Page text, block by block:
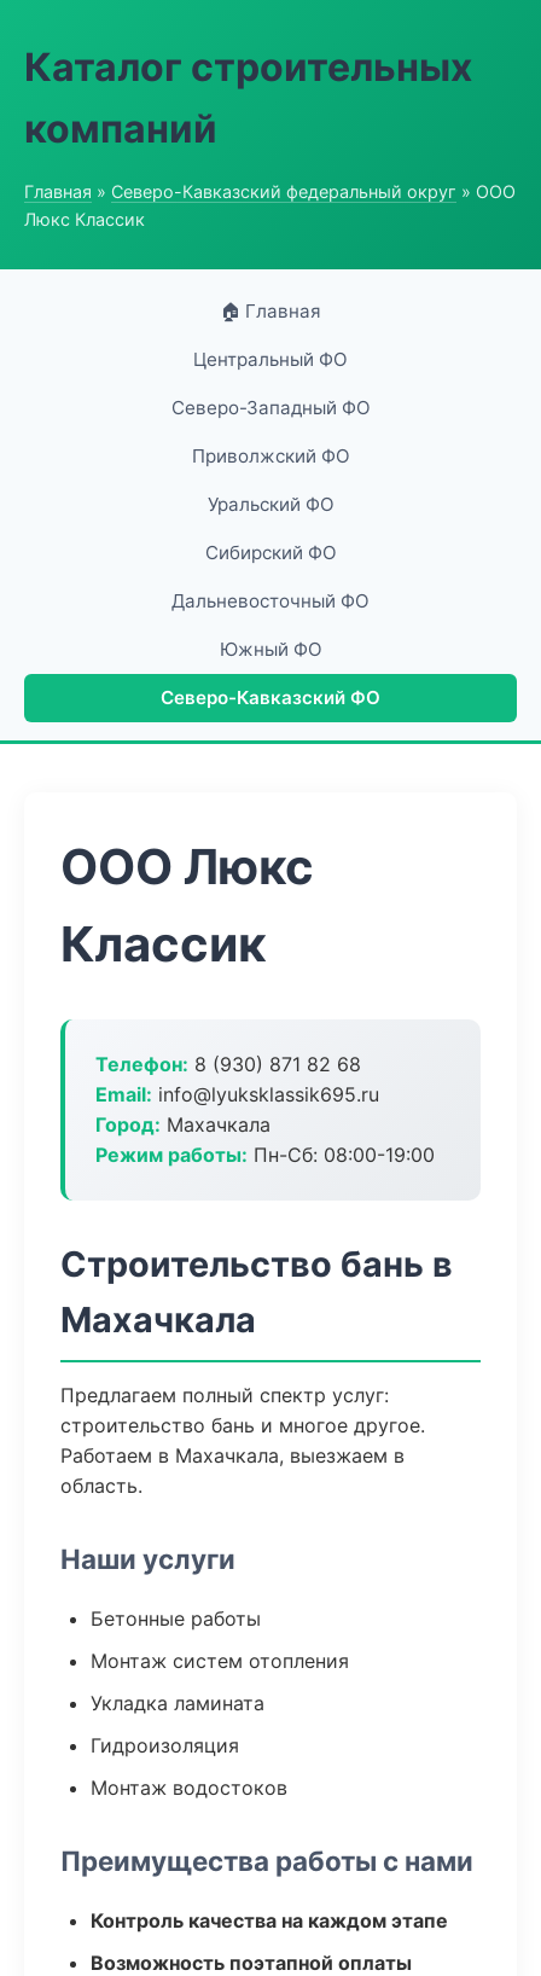
Каталог строительных
компаний
Главная » Северо-Кавказский федеральный округ » ООО
Люкс Классик
🏠 Главная
Центральный ФО
Северо-Западный ФО
Приволжский ФО
Уральский ФО
Сибирский ФО
Дальневосточный ФО
Южный ФО
Северо-Кавказский ФО
ООО Люкс
Классик
Телефон: 8 (930) 871 82 68
Email: info@lyuksklassik695.ru
Город: Махачкала
Режим работы: Пн-Сб: 08:00-19:00
Строительство бань в
Махачкала
Предлагаем полный спектр услуг:
строительство бань и многое другое.
Работаем в Махачкала, выезжаем в
область.
Наши услуги
Бетонные работы
Монтаж систем отопления
Укладка ламината
Гидроизоляция
Монтаж водостоков
Преимущества работы с нами
Контроль качества на каждом этапе
Возможность поэтапной оплаты